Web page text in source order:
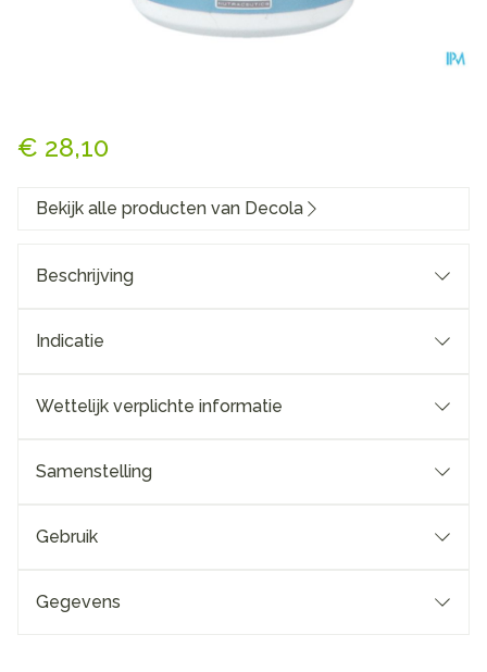
€ 28,10
Bekijk alle producten van Decola
Beschrijving
Indicatie
Wettelijk verplichte informatie
Samenstelling
Gebruik
Gegevens